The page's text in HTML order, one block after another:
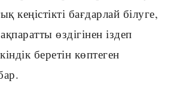
кеңістікті бағдарлай білуге,
өздігінен іздеп
беретін көптеген